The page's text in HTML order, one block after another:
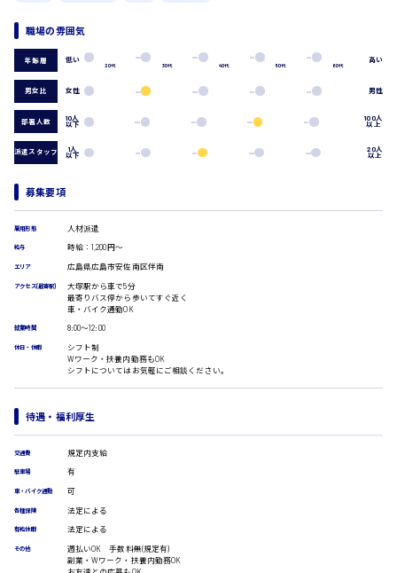
軽作業
医師
介護職
看護助手
看護師
オフィスワーク系
貿易事務
営業事務
受付事務
医療事務
翻訳、通訳
IT・クリエイティブ系
DTPオペレーター
WEBデザイナー
システムエンジニア
プログラマー
カスタマーエンジニア
販売・サービス・フード系
広島市南区
広島市西区
広島市佐伯区
広島市安芸区
時給1500円以上
職場の雰囲気
年齢層 低い
20代 30代 40代 50代 60代
高い
男女比 女性 男性
部署人数 10人
以下
100人
以上
派遣スタッフ 1人
以下
20人
以上
募集要項
雇用形態 人材派遣
給与 時給：1,200円～
エリア 広島県広島市安佐南区伴南
アクセス(最寄駅)
大塚駅から車で5分
最寄りバス停から歩いてすぐ近く
車・バイク通勤OK
就業時間 8:00〜12:00
休日・休暇
シフト制
Wワーク・扶養内勤務もOK
シフトについてはお気軽にご相談ください。
待遇・福利厚生
交通費 規定内支給
駐車場 有
車・バイク通勤 可
各種保険 法定による
有給休暇 法定による
その他
週払いOK 手数料無(規定有)
副業・Wワーク・扶養内勤務OK